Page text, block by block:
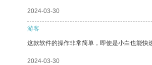
2024-03-30
游客
这款软件的操作非常简单，即使是小白也能快
2024-03-30